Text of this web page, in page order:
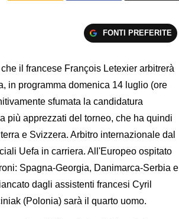
FONTI PREFERITE
il francese François Letexier arbitrerà
in programma domenica 14 luglio (ore
sfumata la candidatura
più apprezzati del torneo, che ha quindi
e Svizzera. Arbitro internazionale dal
Uefa in carriera. All'Europeo ospitato
Spagna-Georgia, Danimarca-Serbia e
dagli assistenti francesi Cyril
(Polonia) sarà il quarto uomo.